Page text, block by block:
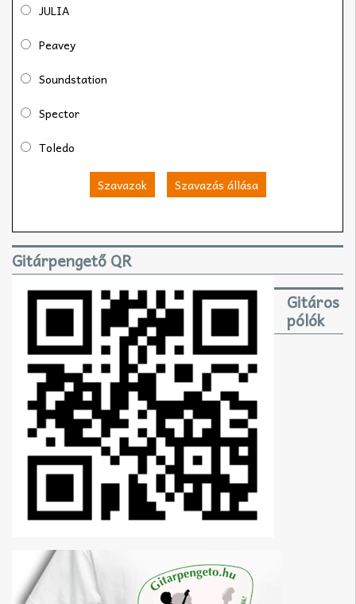
JULIA
Peavey
Soundstation
Spector
Toledo
Szavazok Szavazás állása
Gitárpengető QR
Gitáros
pólók